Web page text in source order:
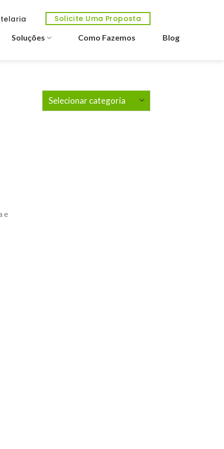
Solicite Uma Proposta
Soluções Como Fazemos Blog
e
Categorias